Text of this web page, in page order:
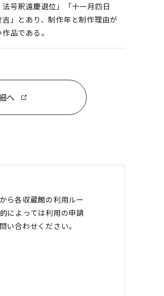
号釈遠慶退位」「十一月四日
」とあり、制作年と制作理由が
品である。
へ
ら各収蔵館の利用ルー
によっては利用の申請
い合わせください。